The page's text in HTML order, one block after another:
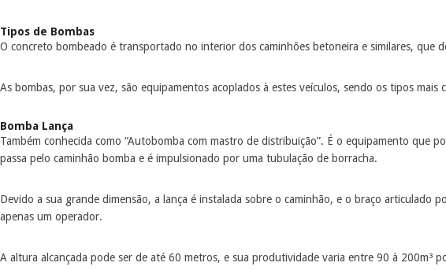
Tipos de Bombas
O concreto bombeado é transportado no interior dos caminhões betoneira e similares, que
As bombas, por sua vez, são equipamentos acoplados à estes veículos, sendo os tipos mais
Bomba Lança
Também conhecida como “Autobomba com mastro de distribuição”. É o equipamento que
passa pelo caminhão bomba e é impulsionado por uma tubulação de borracha.
Devido a sua grande dimensão, a lança é instalada sobre o caminhão, e o braço
apenas um operador.
A altura alcançada pode ser de até 60 metros, e sua produtividade varia entre 90 à 200m³